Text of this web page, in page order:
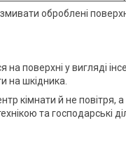
оброблені
на поверхні у вигляді
на шкідника.
кімнати й не повітря,
та господарські